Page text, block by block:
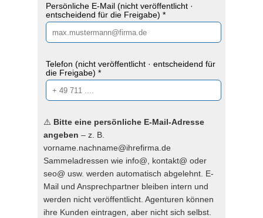
Persönliche E-Mail (nicht veröffentlicht ·
entscheidend für die Freigabe) *
Telefon (nicht veröffentlicht · entscheidend für
die Freigabe) *
⚠️ Bitte eine persönliche E-Mail-Adresse
angeben – z. B.
vorname.nachname@ihrefirma.de
Sammeladressen wie info@, kontakt@ oder
seo@ usw. werden automatisch abgelehnt. E-
Mail und Ansprechpartner bleiben intern und
werden nicht veröffentlicht. Agenturen können
ihre Kunden eintragen, aber nicht sich selbst.